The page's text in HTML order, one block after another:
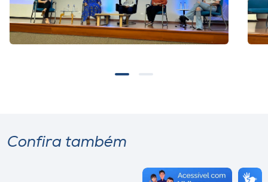
Confira também